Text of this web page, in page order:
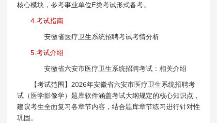
核心模块，参考事业单位E类考试形式备考。
4.考试指南
安徽省医疗卫生系统招聘考试考情分析
5.考试介绍
安徽省六安市医疗卫生系统招聘考试：相关介绍
【考试范围】2026年安徽省六安市医疗卫生系统招聘考
试（医学影像学）题库软件涵盖考试大纲规定的核心知识点，
建议考生全面复习各章节内容，结合题库章节练习进行针对性
巩固。